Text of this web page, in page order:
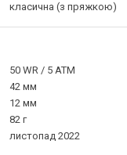
класична (з пряжкою)
50 WR / 5 ATM
42 мм
12 мм
82 г
листопад 2022